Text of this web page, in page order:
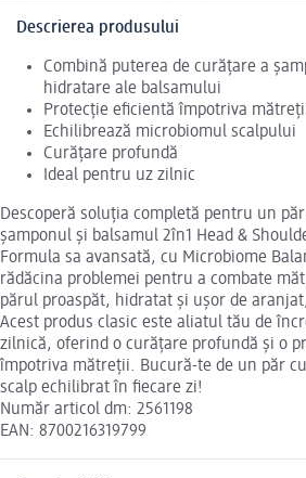
Descrierea produsului
Combină puterea de curățare a
hidratare ale balsamului
Protecție eficientă împotriva
Echilibrează microbiomul scalpului
Curățare profundă
Ideal pentru uz zilnic
Descoperă soluția completă pentru un
șamponul și balsamul 2în1 Head &
Formula sa avansată, cu Microbiome
rădăcina problemei pentru a combate
părul proaspăt, hidratat și ușor de
Acest produs clasic este aliatul tău de
zilnică, oferind o curățare profundă și o
împotriva mătreții. Bucură-te de un păr
scalp echilibrat în fiecare zi!
Număr articol dm: 2561198
EAN: 8700216319799